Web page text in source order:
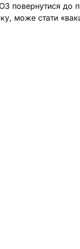
до
може стати